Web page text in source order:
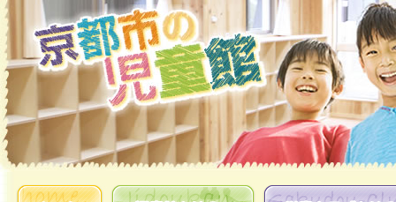
ホーム 児童館とは？ 学童クラブとは？